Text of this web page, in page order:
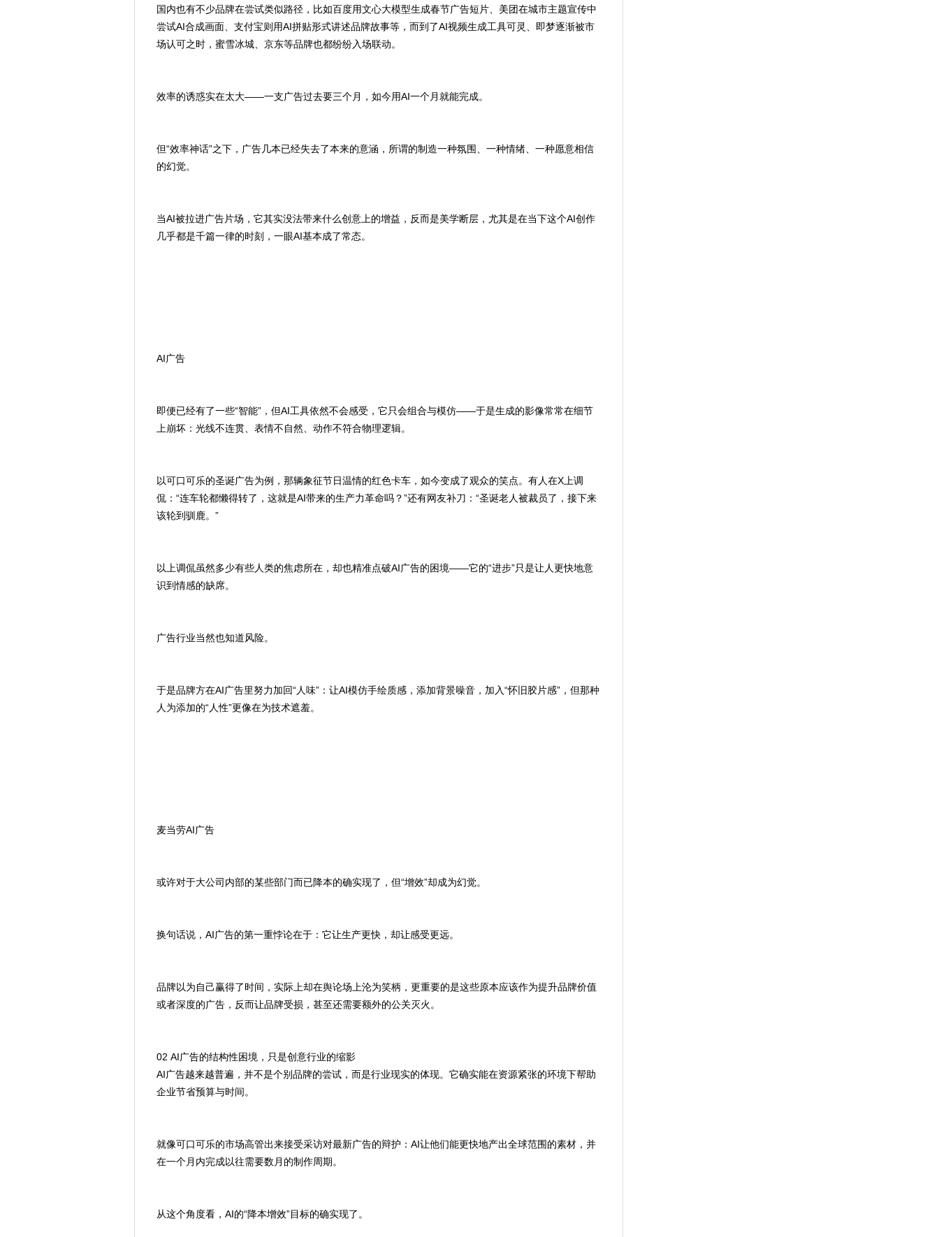
国内也有不少品牌在尝试类似路径，比如百度用文心大模型生成春节广告短片、美团在城市主题宣传中
尝试AI合成画面、支付宝则用AI拼贴形式讲述品牌故事等，而到了AI视频生成工具可灵、即梦逐渐被市
场认可之时，蜜雪冰城、京东等品牌也都纷纷入场联动。
效率的诱惑实在太大——一支广告过去要三个月，如今用AI一个月就能完成。
但“效率神话”之下，广告几本已经失去了本来的意涵，所谓的制造一种氛围、一种情绪、一种愿意相信
的幻觉。
当AI被拉进广告片场，它其实没法带来什么创意上的增益，反而是美学断层，尤其是在当下这个AI创作
几乎都是千篇一律的时刻，一眼AI基本成了常态。
AI广告
即便已经有了一些“智能”，但AI工具依然不会感受，它只会组合与模仿——于是生成的影像常常在细节
上崩坏：光线不连贯、表情不自然、动作不符合物理逻辑。
以可口可乐的圣诞广告为例，那辆象征节日温情的红色卡车，如今变成了观众的笑点。有人在X上调
侃：“连车轮都懒得转了，这就是AI带来的生产力革命吗？”还有网友补刀：“圣诞老人被裁员了，接下来
该轮到驯鹿。”
以上调侃虽然多少有些人类的焦虑所在，却也精准点破AI广告的困境——它的“进步”只是让人更快地意
识到情感的缺席。
广告行业当然也知道风险。
于是品牌方在AI广告里努力加回“人味”：让AI模仿手绘质感，添加背景噪音，加入“怀旧胶片感”，但那种
人为添加的“人性”更像在为技术遮羞。
麦当劳AI广告
或许对于大公司内部的某些部门而已降本的确实现了，但“增效”却成为幻觉。
换句话说，AI广告的第一重悖论在于：它让生产更快，却让感受更远。
品牌以为自己赢得了时间，实际上却在舆论场上沦为笑柄，更重要的是这些原本应该作为提升品牌价值
或者深度的广告，反而让品牌受损，甚至还需要额外的公关灭火。
02 AI广告的结构性困境，只是创意行业的缩影
AI广告越来越普遍，并不是个别品牌的尝试，而是行业现实的体现。它确实能在资源紧张的环境下帮助
企业节省预算与时间。
就像可口可乐的市场高管出来接受采访对最新广告的辩护：AI让他们能更快地产出全球范围的素材，并
在一个月内完成以往需要数月的制作周期。
从这个角度看，AI的“降本增效”目标的确实现了。